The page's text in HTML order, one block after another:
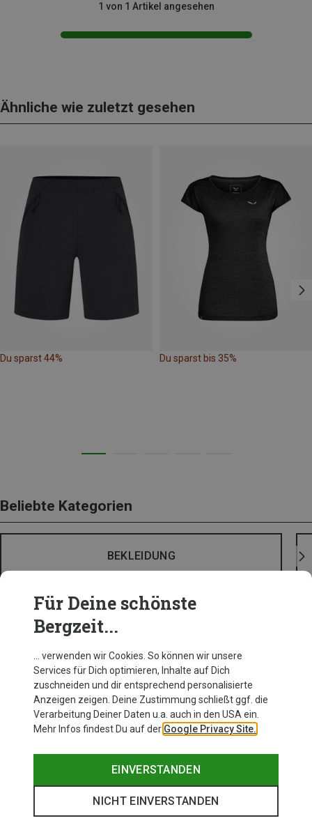
1 von 1 Artikel angesehen
Ähnliche wie zuletzt gesehen
Du sparst 44% Du sparst bis 35%
Beliebte Kategorien
BEKLEIDUNG
Für Deine schönste
Bergzeit...
… verwenden wir Cookies. So können wir unsere
Services für Dich optimieren, Inhalte auf Dich
zuschneiden und dir entsprechend personalisierte
Anzeigen zeigen. Deine Zustimmung schließt ggf. die
Verarbeitung Deiner Daten u.a. auch in den USA ein.
Mehr Infos findest Du auf der Google Privacy Site.
EINVERSTANDEN
NICHT EINVERSTANDEN